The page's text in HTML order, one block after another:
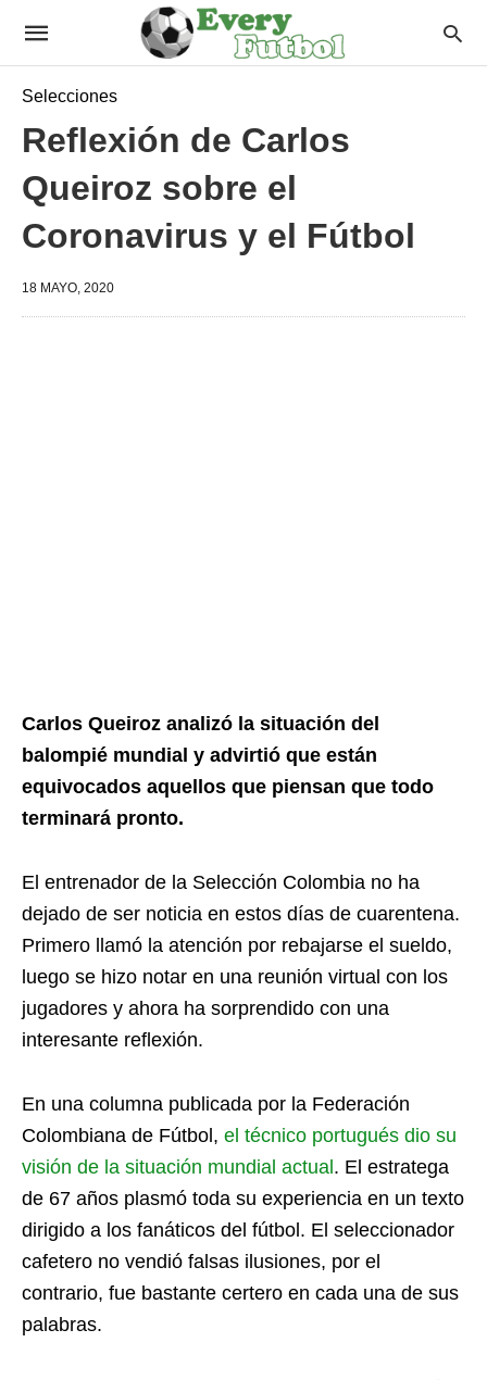
Selecciones
Reflexión de Carlos
Queiroz sobre el
Coronavirus y el Fútbol
18 MAYO, 2020
Carlos Queiroz analizó la situación del
balompié mundial y advirtió que están
equivocados aquellos que piensan que todo
terminará pronto.
El entrenador de la Selección Colombia no ha
dejado de ser noticia en estos días de cuarentena.
Primero llamó la atención por rebajarse el sueldo,
luego se hizo notar en una reunión virtual con los
jugadores y ahora ha sorprendido con una
interesante reflexión.
En una columna publicada por la Federación
Colombiana de Fútbol, el técnico portugués dio su
visión de la situación mundial actual . El estratega
de 67 años plasmó toda su experiencia en un texto
dirigido a los fanáticos del fútbol. El seleccionador
cafetero no vendió falsas ilusiones, por el
contrario, fue bastante certero en cada una de sus
palabras.